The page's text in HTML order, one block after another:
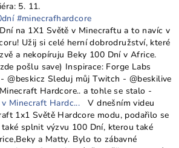
5. 11.
#minecrafhardcore
na 1X1 Světě v Minecraftu a to navíc v
Užij si celé herní dobrodružství, které
a nekopíruju Beky 100 Dní v Africe.
pošlu save) Inspirace: Forge Labs
@beskicz Sleduj můj Twitch - @beskilive
Hardcore.. a tohle se stalo -
Minecraft Hardc...
V dnešním videu
1x1 Světě Hardcore modu, podařilo se
splnit výzvu 100 Dní, kterou také
a Matty. Bylo to zábavné